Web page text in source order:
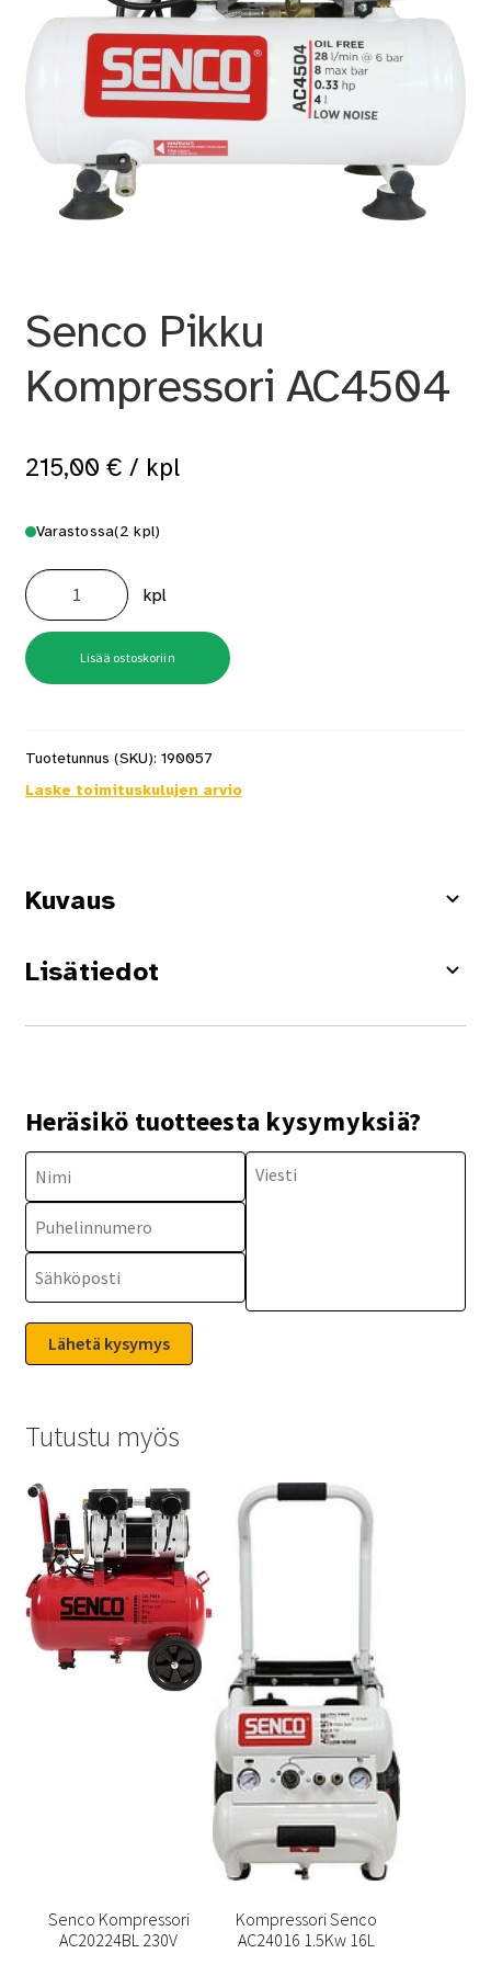
Senco Pikku
Kompressori AC4504
215,00 € / kpl
Varastossa(2 kpl)
Senco
Pikku
Kompressori
AC4504
määrä
kpl
Lisää ostoskoriin
Tuotetunnus (SKU): 190057
Laske toimituskulujen arvio
Kuvaus
Lisätiedot
Heräsikö tuotteesta kysymyksiä?
Tutustu myös
Senco Kompressori
AC20224BL 230V
Kompressori Senco
AC24016 1.5Kw 16L